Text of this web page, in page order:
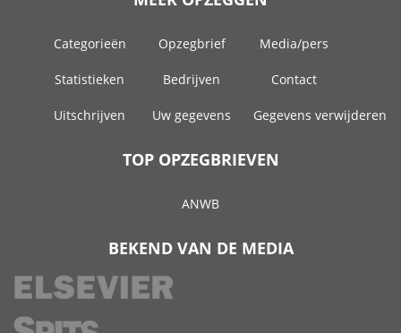
Categorieën Opzegbrief Media/pers
Statistieken Bedrijven Contact
Uitschrijven Uw gegevens Gegevens verwijderen
TOP OPZEGBRIEVEN
ANWB
BEKEND VAN DE MEDIA